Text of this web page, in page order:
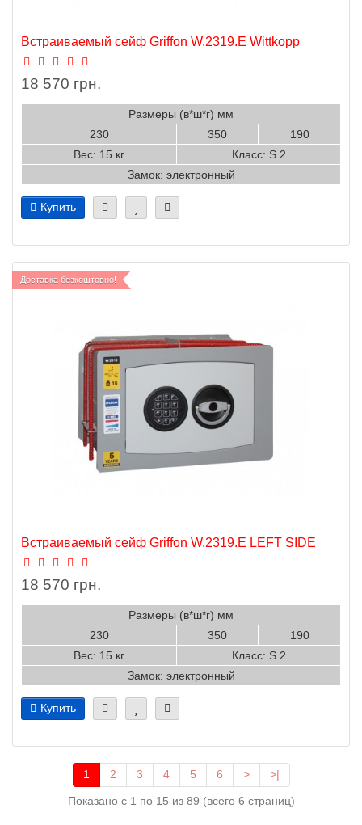
Встраиваемый сейф Griffon W.2319.E Wittkopp
18 570 грн.
Размеры (в*ш*г) мм
230
350
190
Вес: 15 кг
Класс: S 2
Замок: электронный
Купить
Доставка безкоштовно!
Встраиваемый сейф Griffon W.2319.Е LEFT SIDE
18 570 грн.
Размеры (в*ш*г) мм
230
350
190
Вес: 15 кг
Класс: S 2
Замок: электронный
Купить
1 2 3 4 5 6 > >|
Показано с 1 по 15 из 89 (всего 6 страниц)